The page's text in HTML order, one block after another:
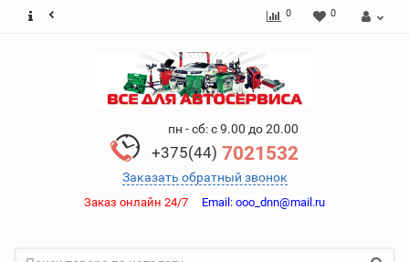
0 0
пн - сб: с 9.00 до 20.00
+375(44) 7021532
Заказать обратный звонок
Заказ онлайн 24/7 Email: ooo_dnn@mail.ru